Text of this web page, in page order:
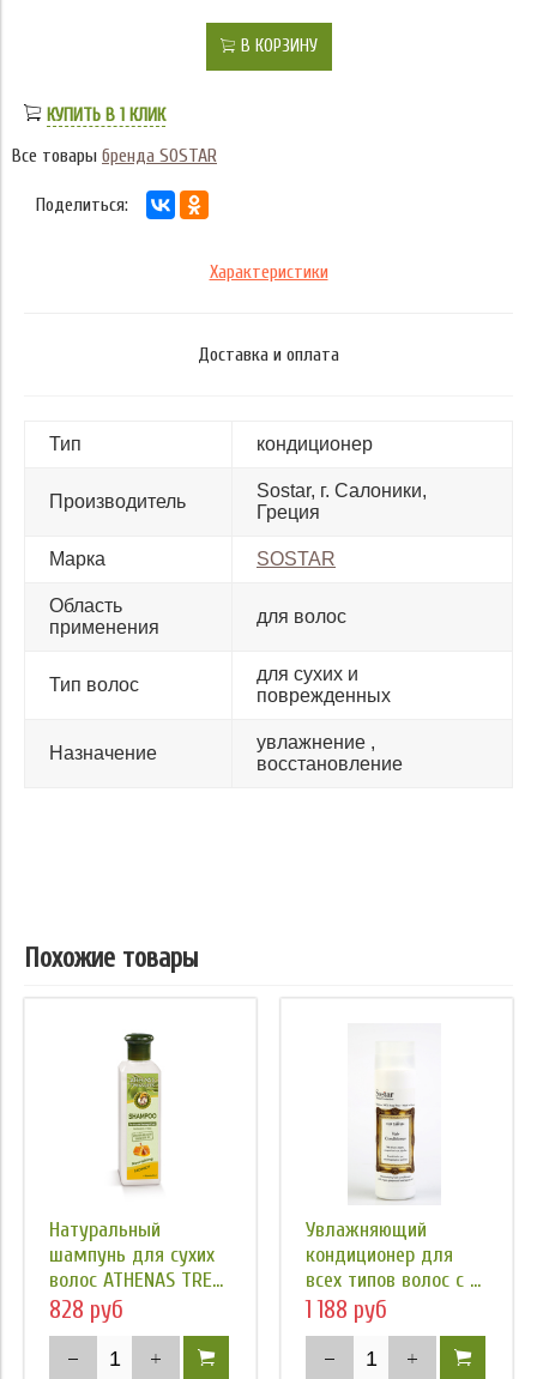
В КОРЗИНУ
КУПИТЬ В 1 КЛИК
Все товары бренда SOSTAR
Поделиться:
Характеристики
Доставка и оплата
Тип кондиционер
Производитель
Sostar, г. Салоники,
Греция
Марка SOSTAR
Область
применения
для волос
Тип волос
для сухих и
поврежденных
Назначение
увлажнение
восстановление
Похожие товары
Натуральный
шампунь для сухих
волос ATHENAS TRE...
828 руб
Увлажняющий
кондиционер для
всех типов волос с ...
1 188 руб